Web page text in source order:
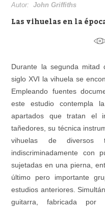
Biblioteca
Autor:John Griffiths
Las vihuelas en la
Durante la segunda
siglo XVI la vihuela se
Empleando fuentes
este estudio contempla
apartados que tratan el
tañedores, su técnica
vihuelas de diversos
indiscriminadamente con
sujetadas en una pierna,
último pero importante
estudios anteriores.
guitarra, fabricada por